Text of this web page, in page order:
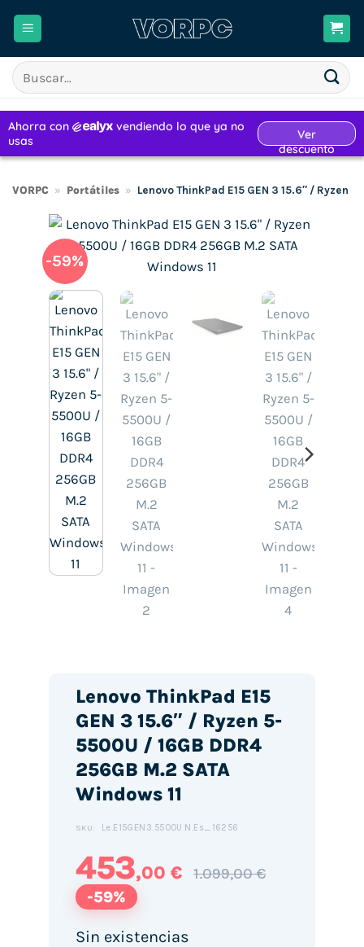
Buscar
por:
VORPC » Portátiles » Lenovo ThinkPad E15 GEN 3 15.6″ / Ryzen
-59%
Lenovo ThinkPad E15
GEN 3 15.6″ / Ryzen 5-
5500U / 16GB DDR4
256GB M.2 SATA
Windows 11
SKU: Le.E15GEN3.5500U.N.Es_16256
453,00 € 1.099,00 €
-59%
Sin existencias